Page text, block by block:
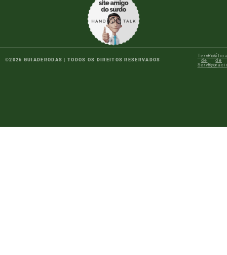
©2026 GUIADERODAS | TODOS OS DIREITOS RESERVADOS
Termos
de
Serviço
de